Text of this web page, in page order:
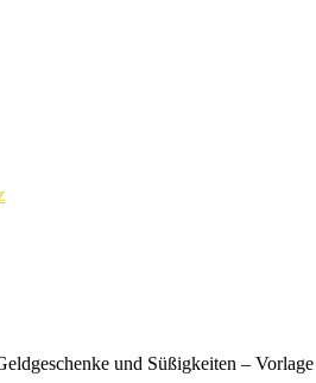
und Süßigkeiten –